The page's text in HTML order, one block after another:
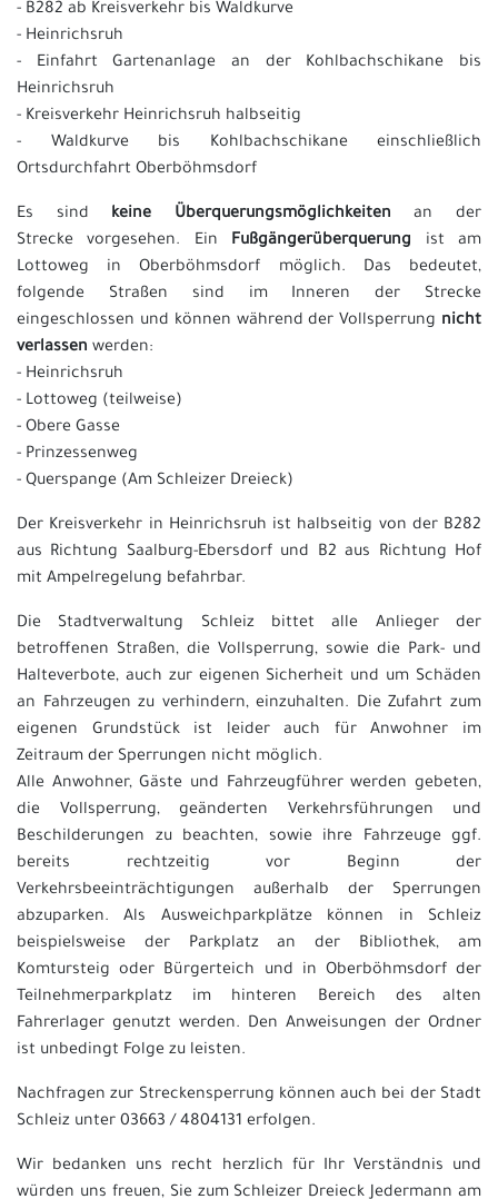
- B282 ab Kreisverkehr bis Waldkurve
- Heinrichsruh
- Einfahrt Gartenanlage an der Kohlbachschikane bis
Heinrichsruh
- Kreisverkehr Heinrichsruh halbseitig
- Waldkurve bis Kohlbachschikane einschließlich
Ortsdurchfahrt Oberböhmsdorf
Es sind keine Überquerungsmöglichkeitenan
der
Strecke
vorgesehen. Ein Fußgängerüberquerung ist am
Lottoweg in Oberböhmsdorf möglich. Das bedeutet,
folgende Straßen sind im Inneren der Strecke
eingeschlossen und können während der Vollsperrung nicht
verlassen werden:
- Heinrichsruh
- Lottoweg (teilweise)
- Obere Gasse
- Prinzessenweg
- Querspange (Am Schleizer Dreieck)
Der Kreisverkehr in Heinrichsruh ist halbseitig von der B282
aus Richtung Saalburg-Ebersdorf und B2 aus Richtung Hof
mit Ampelregelung befahrbar.
Die Stadtverwaltung Schleiz bittet alle Anlieger der
betroffenen Straßen, die Vollsperrung, sowie die Park- und
Halteverbote, auch zur eigenen Sicherheit und um Schäden
an Fahrzeugen zu verhindern, einzuhalten. Die Zufahrt zum
eigenen Grundstück ist leider auch für Anwohner im
Zeitraum der Sperrungen nicht möglich.
Alle Anwohner, Gäste und Fahrzeugführer werden gebeten,
die Vollsperrung, geänderten Verkehrsführungen und
Beschilderungen zu beachten, sowie ihre Fahrzeuge ggf.
bereits rechtzeitig vor Beginn der
Verkehrsbeeinträchtigungen außerhalb der Sperrungen
abzuparken. Als Ausweichparkplätze können in Schleiz
beispielsweise der Parkplatz an der Bibliothek, am
Komtursteig oder Bürgerteich und in Oberböhmsdorf der
Teilnehmerparkplatz im hinteren Bereich des alten
Fahrerlager genutzt werden. Den Anweisungen der Ordner
ist unbedingt Folge zu leisten.
Nachfragen zur Streckensperrung können auch bei der Stadt
Schleiz unter 03663 / 4804131 erfolgen.
Wir bedanken uns recht herzlich für Ihr Verständnis und
würden uns freuen, Sie zum Schleizer Dreieck Jedermann am